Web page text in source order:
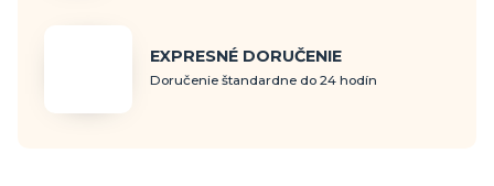
EXPRESNÉ DORUČENIE
Doručenie štandardne do 24 hodín